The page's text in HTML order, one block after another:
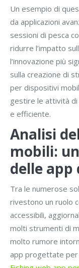
Un esempio di
da applicazioni
sessioni di pesca
ridurre l’impatto
l’innovazione più
sulla creazione di
per dispositivi
gestire le attività di
e efficiente.
Analisi
mobili:
delle app
Tra le numerose
rivestono un ruolo
accessibili,
molti strumenti di
molto rumore
app progettate per